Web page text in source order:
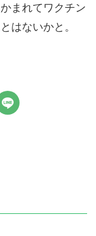
まれてワクチン
はないかと。